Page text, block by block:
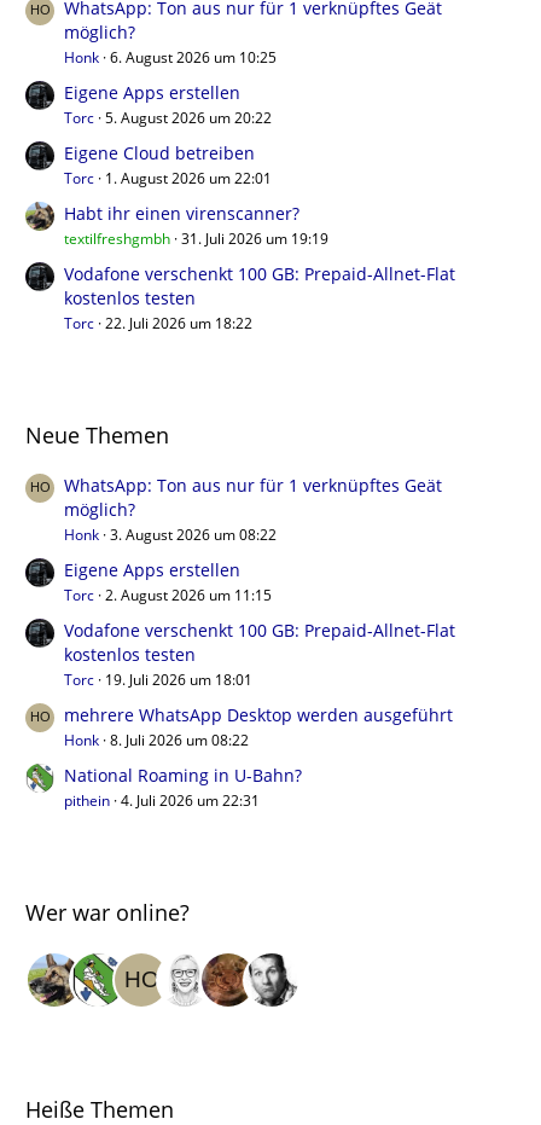
WhatsApp: Ton aus nur für 1 verknüpftes Geät
möglich?
Honk 6. August 2026 um 10:25
Eigene Apps erstellen
Torc 5. August 2026 um 20:22
Eigene Cloud betreiben
Torc 1. August 2026 um 22:01
Habt ihr einen virenscanner?
textilfreshgmbh 31. Juli 2026 um 19:19
Vodafone verschenkt 100 GB: Prepaid-Allnet-Flat
kostenlos testen
Torc 22. Juli 2026 um 18:22
Neue Themen
WhatsApp: Ton aus nur für 1 verknüpftes Geät
möglich?
Honk 3. August 2026 um 08:22
Eigene Apps erstellen
Torc 2. August 2026 um 11:15
Vodafone verschenkt 100 GB: Prepaid-Allnet-Flat
kostenlos testen
Torc 19. Juli 2026 um 18:01
mehrere WhatsApp Desktop werden ausgeführt
Honk 8. Juli 2026 um 08:22
National Roaming in U-Bahn?
pithein 4. Juli 2026 um 22:31
Wer war online?
Heiße Themen